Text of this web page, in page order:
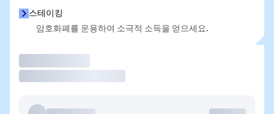
스테이킹
암호화폐를 운용하여 소극적 소득을 얻으세요.